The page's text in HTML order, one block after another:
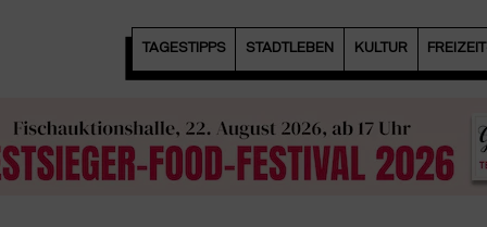
TAGESTIPPS STADTLEBEN KULTUR